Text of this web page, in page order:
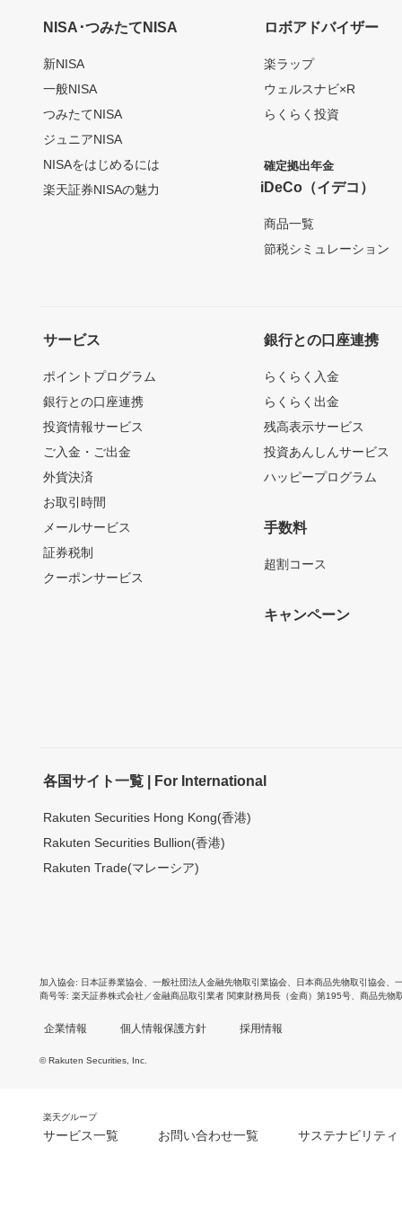
NISA･つみたてNISA
新NISA
一般NISA
つみたてNISA
ジュニアNISA
NISAをはじめるには
楽天証券NISAの魅力
ロボアドバイザー
楽ラップ
ウェルスナビ×R
らくらく投資
確定拠出年金
iDeCo（イデコ）
商品一覧
節税シミュレーション
サービス
ポイントプログラム
銀行との口座連携
投資情報サービス
ご入金・ご出金
外貨決済
お取引時間
メールサービス
証券税制
クーポンサービス
銀行との口座連携
らくらく入金
らくらく出金
残高表示サービス
投資あんしんサービス
ハッピープログラム
手数料
超割コース
キャンペーン
各国サイト一覧 | For International
Rakuten Securities Hong Kong(香港)
Rakuten Securities Bullion(香港)
Rakuten Trade(マレーシア)
加入協会 日本証券業協会 一般社団法人金融先物取引業協会 日本商品先物取引協会
商号等 楽天証券株式会社／金融商品取引業者 関東財務局長（金商）第195号、商品先物
企業情報 個人情報保護方針 採用情報
© Rakuten Securities, Inc.
楽天グループ
サービス一覧 お問い合わせ一覧 サステナビリティ